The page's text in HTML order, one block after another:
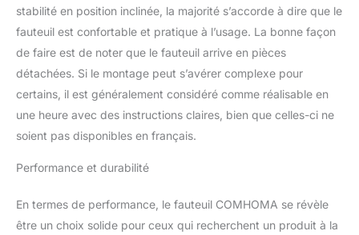
utilisation dans votre
salle de cinéma maison,
votre salon, votre salle
de réception et d'autres
scénarios d'utilisation.
Polyvalent et Facile à
Nettoyer: comprend des
lumières LED bleues pour
créer une ambiance, 2
boissons, magazines et
télécommandes,
stabilité en position inclinée, la majorité s’accorde à dire que le
fauteuil est confortable et pratique à l’usage. La bonne façon
de faire est de noter que le fauteuil arrive en pièces
détachées. Si le montage peut s’avérer complexe pour
certains, il est généralement considéré comme réalisable en
une heure avec des instructions claires, bien que celles-ci ne
soient pas disponibles en français.
Performance et durabilité
En termes de performance, le fauteuil COMHOMA se révèle
être un choix solide pour ceux qui recherchent un produit à la